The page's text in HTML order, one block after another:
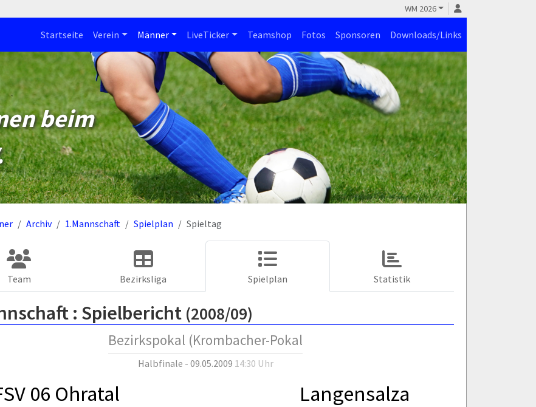
WM 2026
Startseite Verein Männer LiveTicker Teamshop Fotos Sponsoren Downloads/Links
beim
Archiv 1.Mannschaft Spielplan Spieltag
Team Bezirksliga Spielplan Statistik
: Spielbericht (2008/09)
Bezirkspokal (Krombacher-Pokal
Halbfinale - 09.05.2009 14:30 Uhr
06 Ohratal Langensalza